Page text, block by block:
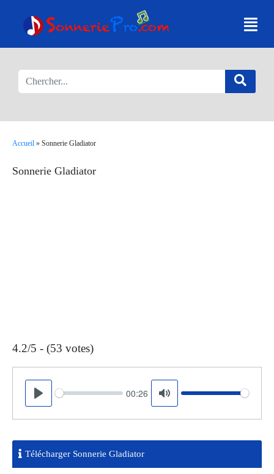
Accueil » Sonnerie Gladiator
Sonnerie Gladiator
4.2/5 - (53 votes)
Play
Seek 00:26
Mute
Volume
Télécharger Sonnerie Gladiator